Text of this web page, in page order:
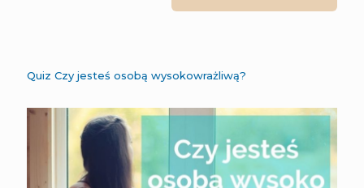
Quiz Czy jesteś osobą wysokowrażliwą?